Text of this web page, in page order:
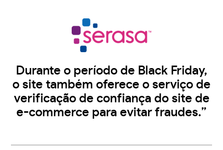
Durante o período de Black Friday,
o site também oferece o serviço de
verificação de confiança do site de
e-commerce para evitar fraudes.”